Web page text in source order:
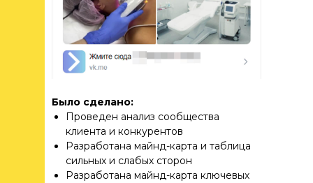
Было сделано:
Проведен анализ сообщества
клиента и конкурентов
Разработана майнд-карта и таблица
сильных и слабых сторон
Разработана майнд-карта ключевых
БУДЬ В ТЕМЕ
МАРКЕТИНГА